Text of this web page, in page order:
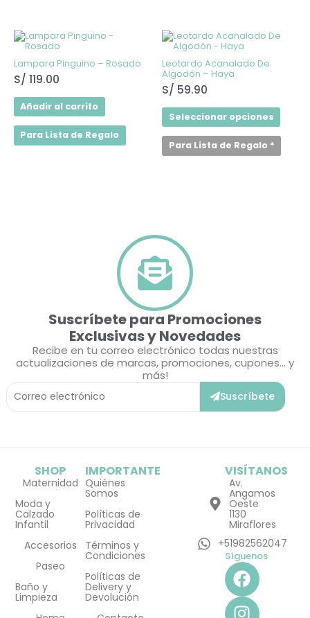
Lampara Pinguino – Rosado
S/ 119.00
Añadir al carrito
Para Lista de Regalo
Leotardo Acanalado De
Algodón – Haya
S/ 59.90
Seleccionar opciones
Este
se
elegir
en
Para Lista de Regalo *
Suscríbete para Promociones
Exclusivas y Novedades
Recibe en tu correo electrónico todas nuestras
actualizaciones de marcas, promociones, cupones... y
más!
Correo
Electrónico
Suscríbete
SHOP
Maternidad
Moda y
Calzado
Infantil
Accesorios
Paseo
Baño y
Limpieza
IMPORTANTE
Quiénes
Somos
Políticas de
Privacidad
Términos y
Condiciones
Políticas de
Delivery y
Devolución
VISÍTANOS
Av.
Angamos
Oeste
1130
Miraflores
+51982562047
Síguenos
F
a
c
I
n
s